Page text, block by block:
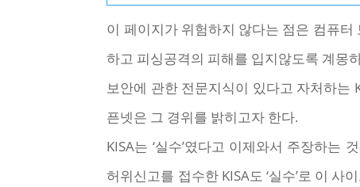
이 페이지가 위험하지 않다는 점은 컴퓨
하고 피싱공격의 피해를 입지않도록 계몽
보안에 관한 전문지식이 있다고 자처하는
픈넷은 그 경위를 밝히고자 한다.
KISA는 ‘실수’였다고 이제와서 주장하는
허위신고를 접수한 KISA도 ‘실수’로 이 사